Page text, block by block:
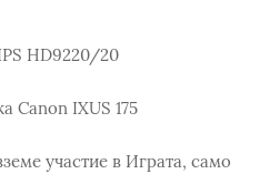
HD9220/20
Canon IXUS 175
участие в Играта, само